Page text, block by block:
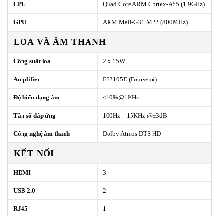
CPU Quad Core ARM Cortex-A55 (1.9GHz)
GPU ARM Mali-G31 MP2 (800MHz)
LOA VÀ ÂM THANH
Công suất loa 2 x 15W
Amplifier FS2105E (Foursemi)
Độ biến dạng âm <10%@1KHz
Tần số đáp ứng 100Hz – 15KHz @±3dB
Công nghệ âm thanh Dolby Atmos DTS HD
KẾT NỐI
HDMI 3
USB 2.0 2
RJ45 1